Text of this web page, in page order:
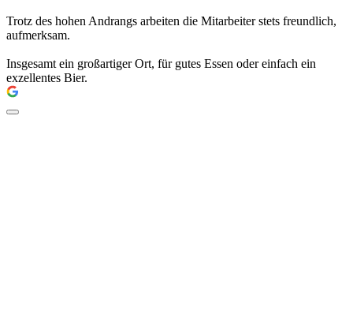
Trotz des hohen Andrangs arbeiten die Mitarbeiter stets freundlich,
aufmerksam.
Insgesamt ein großartiger Ort, für gutes Essen oder einfach ein
exzellentes Bier.